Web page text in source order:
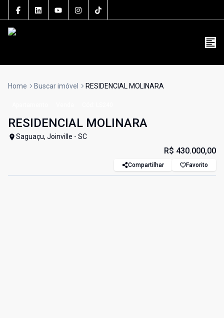
Home Buscar imóvel RESIDENCIAL MOLINARA
RESIDENCIAL MOLINARA
Saguaçu, Joinville - SC
R$ 430.000,00
Compartilhar Favorito